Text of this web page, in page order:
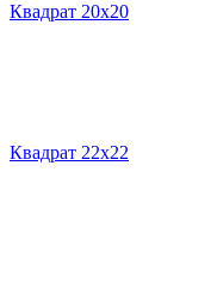
Квадрат 20х20
Квадрат 22х22